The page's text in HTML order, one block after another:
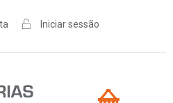
Iniciar sessão